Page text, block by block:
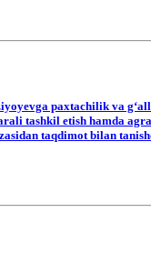
paxtachilik va
tashkil etish hamda
taqdimot bilan